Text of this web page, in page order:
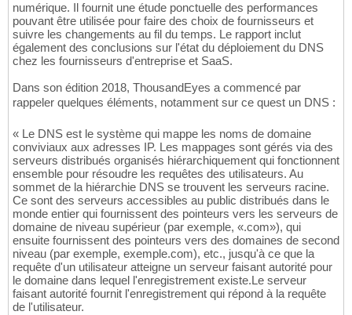
numérique. Il fournit une étude ponctuelle des performances
pouvant être utilisée pour faire des choix de fournisseurs et
suivre les changements au fil du temps. Le rapport inclut
également des conclusions sur l'état du déploiement du DNS
chez les fournisseurs d'entreprise et SaaS.
Dans son édition 2018, ThousandEyes a commencé par
rappeler quelques éléments, notamment sur ce quest un DNS :
« Le DNS est le système qui mappe les noms de domaine
conviviaux aux adresses IP. Les mappages sont gérés via des
serveurs distribués organisés hiérarchiquement qui fonctionnent
ensemble pour résoudre les requêtes des utilisateurs. Au
sommet de la hiérarchie DNS se trouvent les serveurs racine.
Ce sont des serveurs accessibles au public distribués dans le
monde entier qui fournissent des pointeurs vers les serveurs de
domaine de niveau supérieur (par exemple, «.com»), qui
ensuite fournissent des pointeurs vers des domaines de second
niveau (par exemple, exemple.com), etc., jusqu'à ce que la
requête d'un utilisateur atteigne un serveur faisant autorité pour
le domaine dans lequel l'enregistrement existe.Le serveur
faisant autorité fournit l'enregistrement qui répond à la requête
de l'utilisateur.